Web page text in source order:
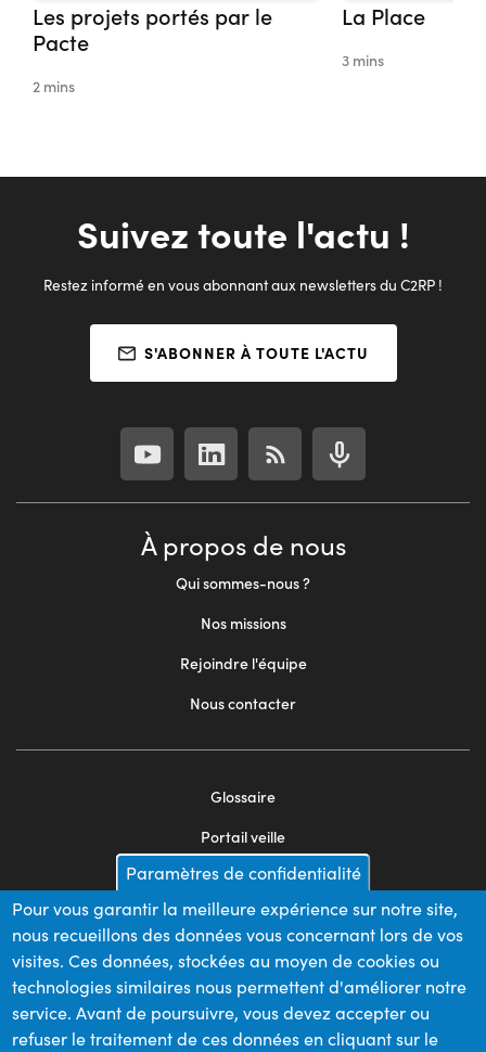
Les projets portés par le
Pacte
2 mins
La Place
3 mins
Suivez toute l'actu !
Restez informé en vous abonnant aux newsletters du C2RP !
S'ABONNER À TOUTE L'ACTU
À propos de nous
Qui sommes-nous ?
Nos missions
Rejoindre l'équipe
Nous contacter
2
Glossaire
Portail veille
Mentions légales
Appels d'offres
Plan du site
Nos financeurs
Paramètres de confidentialité
Pour vous garantir la meilleure expérience sur notre site,
nous recueillons des données vous concernant lors de vos
visites. Ces données, stockées au moyen de cookies ou
technologies similaires nous permettent d'améliorer notre
service. Avant de poursuivre, vous devez accepter ou
refuser le traitement de ces données en cliquant sur le